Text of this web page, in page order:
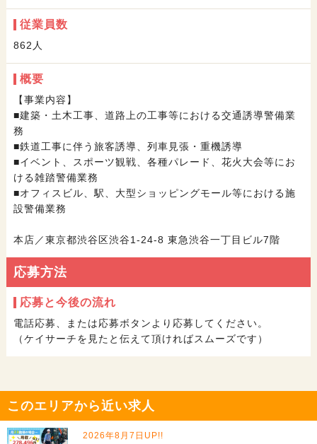
従業員数
862人
概要
【事業内容】
■建築・土木工事、道路上の工事等における交通誘導警備業
務
■鉄道工事に伴う旅客誘導、列車見張・重機誘導
■イベント、スポーツ観戦、各種パレード、花火大会等にお
ける雑踏警備業務
■オフィスビル、駅、大型ショッピングモール等における施
設警備業務
本店／東京都渋谷区渋谷1-24-8 東急渋谷一丁目ビル7階
応募方法
応募と今後の流れ
電話応募、または応募ボタンより応募してください。
（ケイサーチを見たと伝えて頂ければスムーズです）
このエリアから近い求人
2026年8月7日UP!!